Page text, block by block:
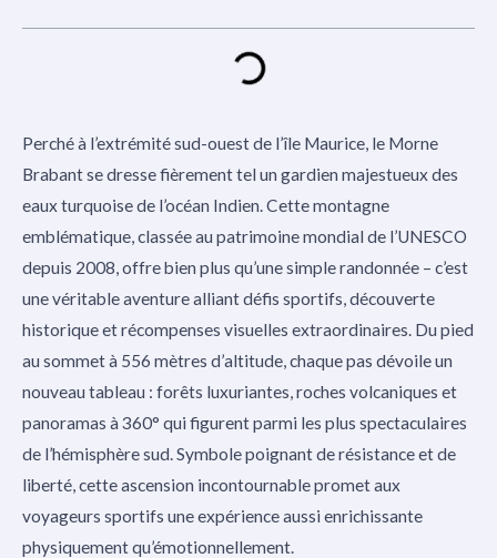
Perché à l’extrémité sud-ouest de l’île Maurice, le Morne
Brabant se dresse fièrement tel un gardien majestueux des
eaux turquoise de l’océan Indien. Cette montagne
emblématique, classée au patrimoine mondial de l’UNESCO
depuis 2008, offre bien plus qu’une simple randonnée – c’est
une véritable aventure alliant défis sportifs, découverte
historique et récompenses visuelles extraordinaires. Du pied
au sommet à 556 mètres d’altitude, chaque pas dévoile un
nouveau tableau : forêts luxuriantes, roches volcaniques et
panoramas à 360° qui figurent parmi les plus spectaculaires
de l’hémisphère sud. Symbole poignant de résistance et de
liberté, cette ascension incontournable promet aux
voyageurs sportifs une expérience aussi enrichissante
physiquement qu’émotionnellement.